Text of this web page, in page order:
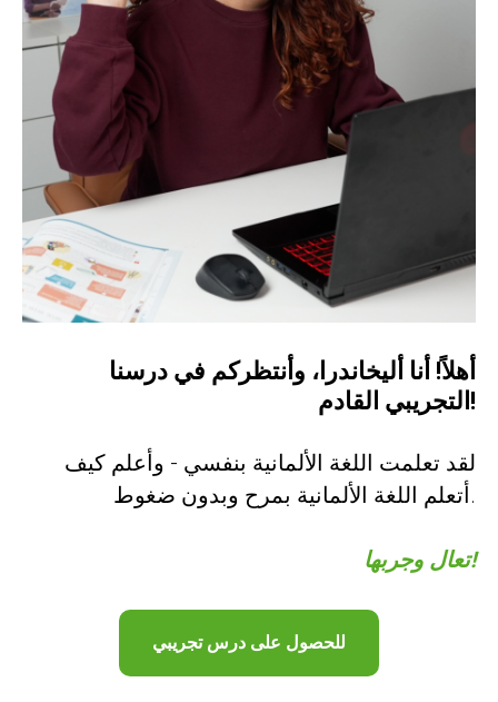
أهلاً! أنا أليخاندرا، وأنتظركم في درسنا
التجريبي القادم!
لقد تعلمت اللغة الألمانية بنفسي - وأعلم كيف
أتعلم اللغة الألمانية بمرح وبدون ضغوط.
تعال وجربها!
للحصول على درس تجريبي